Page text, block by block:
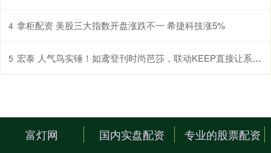
4 拿柜配资 美股三大指数开盘涨跌不一 希捷科技涨5%
5 宏泰 人气鸟实锤！如鸢登刊时尚芭莎，联动KEEP直接让系统“罢工”_Keep_玩家_奖牌
富灯网 国内实盘配资 专业的股票配资